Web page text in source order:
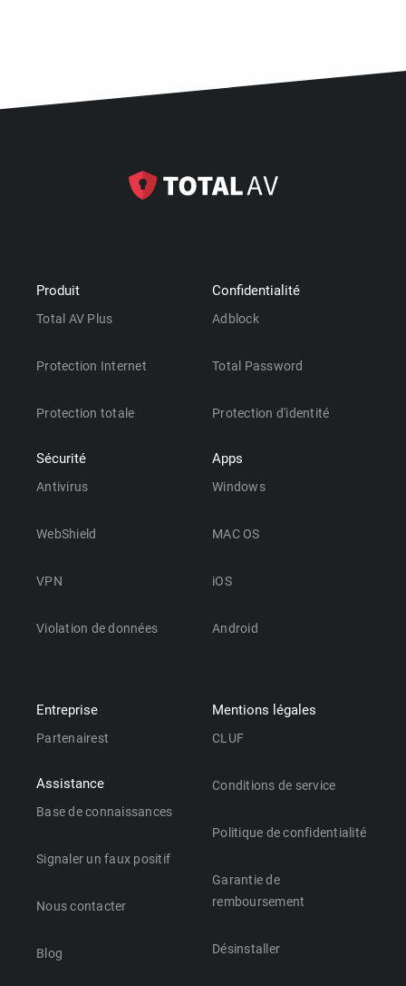
Produit
Total AV Plus
Protection Internet
Protection totale
Sécurité
Antivirus
WebShield
VPN
Violation de données
Confidentialité
Adblock
Total Password
Protection d'identité
Apps
Windows
MAC OS
iOS
Android
Entreprise
Partenairest
Assistance
Base de connaissances
Signaler un faux positif
Nous contacter
Blog
Mentions légales
CLUF
Conditions de service
Politique de confidentialité
Garantie de
remboursement
Désinstaller